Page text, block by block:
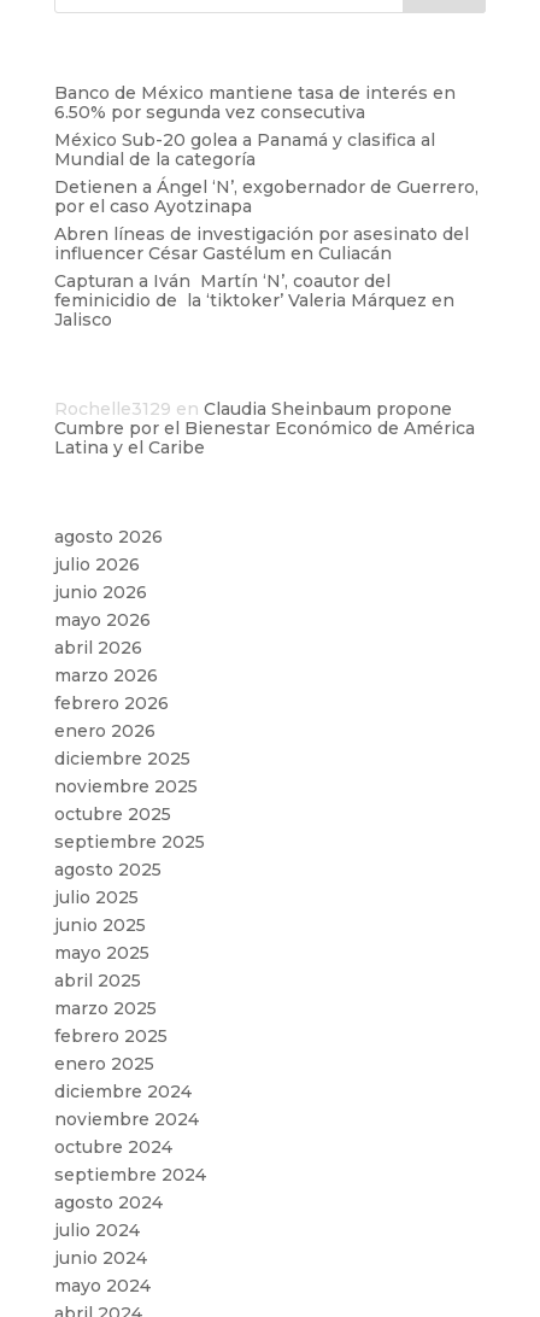
Banco de México mantiene tasa de interés en
6.50% por segunda vez consecutiva
México Sub-20 golea a Panamá y clasifica al
Mundial de la categoría
Detienen a Ángel ‘N’, exgobernador de Guerrero,
por el caso Ayotzinapa
Abren líneas de investigación por asesinato del
influencer César Gastélum en Culiacán
Capturan a Iván Martín ‘N’, coautor del
feminicidio de la ‘tiktoker’ Valeria Márquez en
Jalisco
Rochelle3129 en Claudia Sheinbaum propone
Cumbre por el Bienestar Económico de América
Latina y el Caribe
agosto 2026
julio 2026
junio 2026
mayo 2026
abril 2026
marzo 2026
febrero 2026
enero 2026
diciembre 2025
noviembre 2025
octubre 2025
septiembre 2025
agosto 2025
julio 2025
junio 2025
mayo 2025
abril 2025
marzo 2025
febrero 2025
enero 2025
diciembre 2024
noviembre 2024
octubre 2024
septiembre 2024
agosto 2024
julio 2024
junio 2024
mayo 2024